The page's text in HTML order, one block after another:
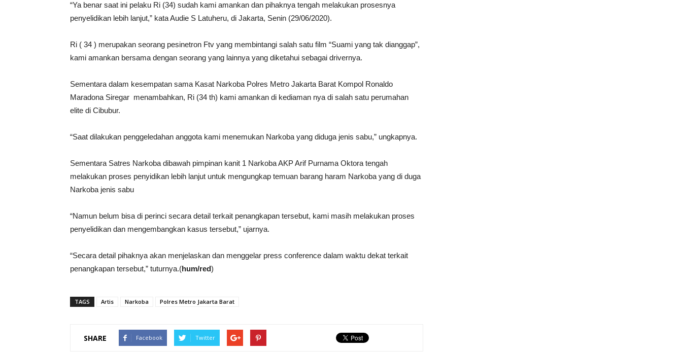
“Ya benar saat ini pelaku Ri (34) sudah kami amankan dan pihaknya tengah melakukan prosesnya
penyelidikan lebih lanjut,” kata Audie S Latuheru, di Jakarta, Senin (29/06/2020).
Ri ( 34 ) merupakan seorang pesinetron Ftv yang membintangi salah satu film “Suami yang tak dianggap”,
kami amankan bersama dengan seorang yang lainnya yang diketahui sebagai drivernya.
Sementara dalam kesempatan sama Kasat Narkoba Polres Metro Jakarta Barat Kompol Ronaldo
Maradona Siregar menambahkan, Ri (34 th) kami amankan di kediaman nya di salah satu perumahan
elite di Cibubur.
“Saat dilakukan penggeledahan anggota kami menemukan Narkoba yang diduga jenis sabu,” ungkapnya.
Sementara Satres Narkoba dibawah pimpinan kanit 1 Narkoba AKP Arif Purnama Oktora tengah
melakukan proses penyidikan lebih lanjut untuk mengungkap temuan barang haram Narkoba yang di duga
Narkoba jenis sabu
“Namun belum bisa di perinci secara detail terkait penangkapan tersebut, kami masih melakukan proses
penyelidikan dan mengembangkan kasus tersebut,” ujarnya.
“Secara detail pihaknya akan menjelaskan dan menggelar press conference dalam waktu dekat terkait
penangkapan tersebut,” tuturnya.(hum/red)
TAGS Artis Narkoba Polres Metro Jakarta Barat
SHARE Facebook Twitter